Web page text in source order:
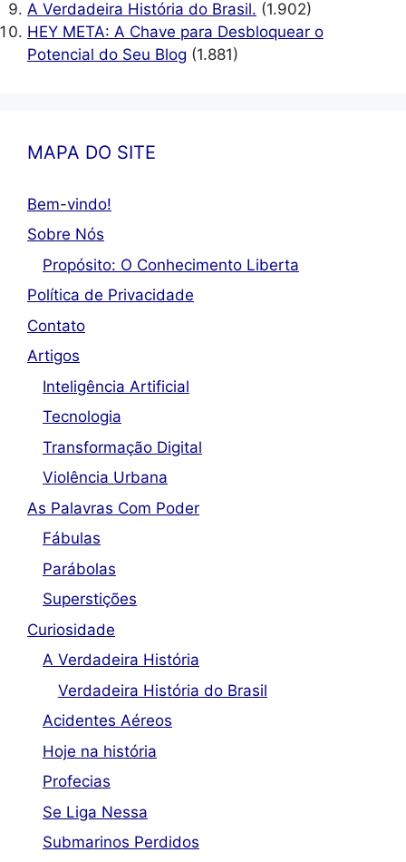
A Verdadeira História do Brasil. (1.902)
HEY META: A Chave para Desbloquear o
Potencial do Seu Blog (1.881)
MAPA DO SITE
Bem-vindo!
Sobre Nós
Propósito: O Conhecimento Liberta
Política de Privacidade
Contato
Artigos
Inteligência Artificial
Tecnologia
Transformação Digital
Violência Urbana
As Palavras Com Poder
Fábulas
Parábolas
Superstições
Curiosidade
A Verdadeira História
Verdadeira História do Brasil
Acidentes Aéreos
Hoje na história
Profecias
Se Liga Nessa
Submarinos Perdidos